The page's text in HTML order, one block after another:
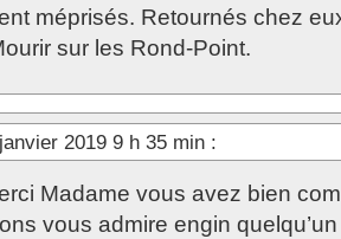
méprisés. Retournés chez
sur les Rond-Point.
2019 9 h 35 min :
Madame vous avez bien
vous admire engin